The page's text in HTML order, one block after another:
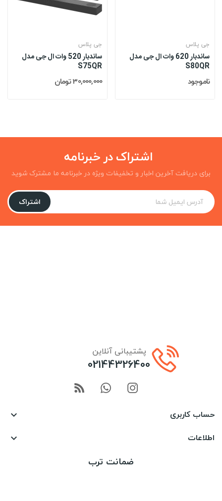
جی پلاس
ساندبار 520 وات ال جی مدل
S75QR
30,000,000 تومان
جی پلاس
ساندبار 620 وات ال جی مدل
S80QR
ناموجود
اشتراک در خبرنامه
برای دریافت آخرین اخبار و تخفیفات ویژه در خبرنامه ما مشترک شوید
اشتراک
پشتیبانی آنلاین
02144326400
حساب کاربری 
اطلاعات 
ضمانت ترب